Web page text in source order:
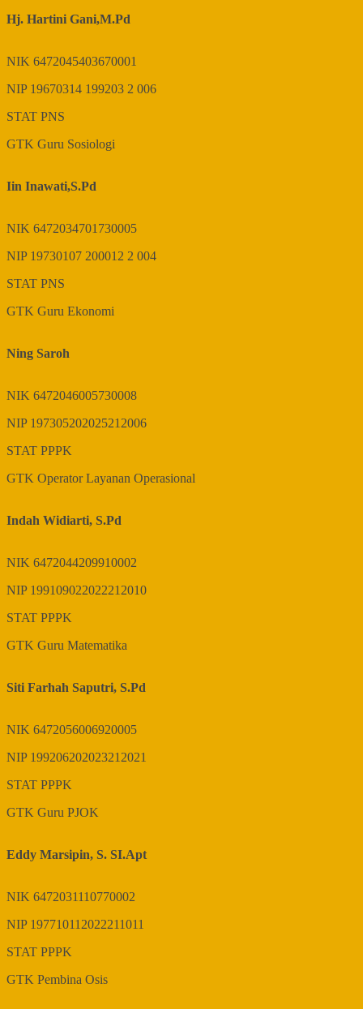
Hj. Hartini Gani,M.Pd
NIK 6472045403670001
NIP 19670314 199203 2 006
STAT PNS
GTK Guru Sosiologi
Iin Inawati,S.Pd
NIK 6472034701730005
NIP 19730107 200012 2 004
STAT PNS
GTK Guru Ekonomi
Ning Saroh
NIK 6472046005730008
NIP 197305202025212006
STAT PPPK
GTK Operator Layanan Operasional
Indah Widiarti, S.Pd
NIK 6472044209910002
NIP 199109022022212010
STAT PPPK
GTK Guru Matematika
Siti Farhah Saputri, S.Pd
NIK 6472056006920005
NIP 199206202023212021
STAT PPPK
GTK Guru PJOK
Eddy Marsipin, S. SI.Apt
NIK 6472031110770002
NIP 197710112022211011
STAT PPPK
GTK Pembina Osis